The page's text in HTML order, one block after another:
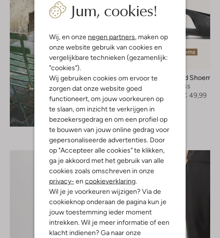
Jum, cookies!
Wij, en onze negen partners , maken op
onze website gebruik van cookies en
vergelijkbare technieken (gezamenlijk:
"cookies").
Wij gebruiken cookies om ervoor te
zorgen dat onze website goed
functioneert, om jouw voorkeuren op
te slaan, om inzicht te verkrijgen in
bezoekersgedrag en om een profiel op
te bouwen van jouw online gedrag voor
gepersonaliseerde advertenties. Door
op "Accepteer alle cookies" te klikken,
ga je akkoord met het gebruik van alle
cookies zoals omschreven in onze
privacy- en cookieverklaring
Wil je je voorkeuren wijzigen? Via de
cookieknop onderaan de pagina kun je
jouw toestemming ieder moment
intrekken. Wil je meer informatie of een
klacht indienen? Ga naar onze
Ontdek de look
Laatste items
-50%
Vagabond
Slingbacks
€ 49,99